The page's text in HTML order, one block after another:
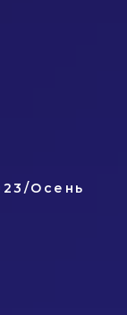
Осень